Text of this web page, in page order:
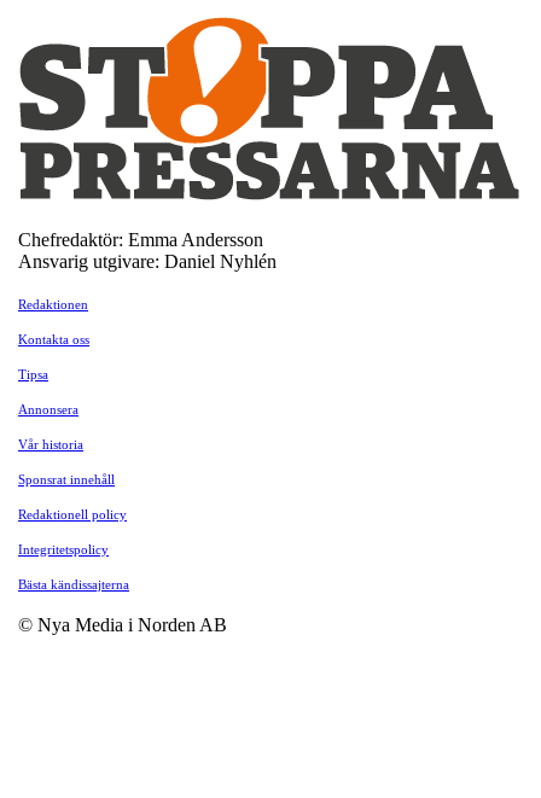
Chefredaktör: Emma Andersson
Ansvarig utgivare: Daniel Nyhlén
Redaktionen
Kontakta oss
Tipsa
Annonsera
Vår historia
Sponsrat innehåll
Redaktionell policy
Integritetspolicy
Bästa kändissajterna
© Nya Media i Norden AB